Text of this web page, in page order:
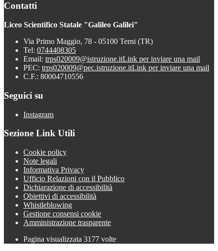
Contatti
Liceo Scientifico Statale "Galileo Galilei"
Via Primo Maggio, 78 - 05100 Terni (TR)
Tel: 0744408305
Email: trps020009@istruzione.itLink per inviare una mail
PEC: trps020009@pec.istruzione.itLink per inviare una mail
C.F.: 80004710556
Seguici su
Instagram
Sezione Link Utili
Cookie policy
Note legali
Informativa Privacy
Ufficio Relazioni con il Pubblico
Dichiarazione di accessibilità
Obiettivi di accessibilità
Whistleblowing
Gestione consensi cookie
Amministrazione trasparente
Pagina visualizzata 3177 volte